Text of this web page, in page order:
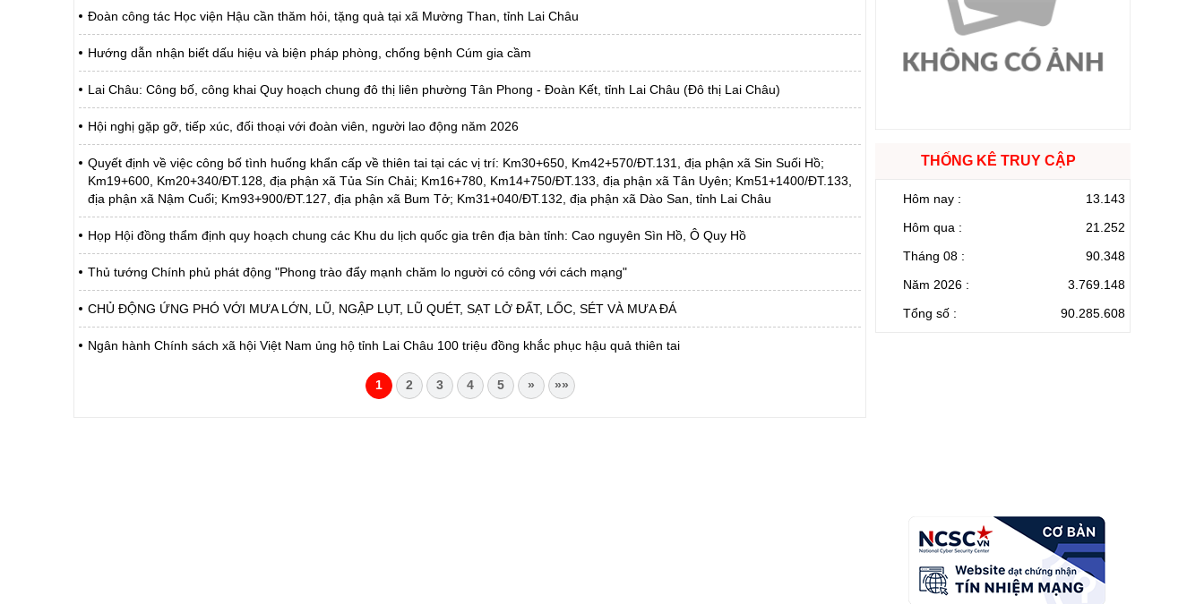
Đoàn công tác Học viện Hậu cần thăm hỏi, tặng quà tại xã Mường Than, tỉnh Lai Châu
Hướng dẫn nhận biết dấu hiệu và biện pháp phòng, chống bệnh Cúm gia cầm
Lai Châu: Công bố, công khai Quy hoạch chung đô thị liên phường Tân Phong - Đoàn Kết, tỉnh Lai Châu (Đô thị Lai Châu)
Hội nghị gặp gỡ, tiếp xúc, đối thoại với đoàn viên, người lao động năm 2026
Quyết định về việc công bố tình huống khẩn cấp về thiên tai tại các vị trí: Km30+650, Km42+570/ĐT.131, địa phận xã Sin Suối Hồ;
Km19+600, Km20+340/ĐT.128, địa phận xã Tủa Sín Chải; Km16+780, Km14+750/ĐT.133, địa phận xã Tân Uyên; Km51+1400/ĐT.133,
địa phận xã Nậm Cuổi; Km93+900/ĐT.127, địa phận xã Bum Tở; Km31+040/ĐT.132, địa phận xã Dào San, tỉnh Lai Châu
Họp Hội đồng thẩm định quy hoạch chung các Khu du lịch quốc gia trên địa bàn tỉnh: Cao nguyên Sìn Hồ, Ô Quy Hồ
Thủ tướng Chính phủ phát động "Phong trào đẩy mạnh chăm lo người có công với cách mạng"
CHỦ ĐỘNG ỨNG PHÓ VỚI MƯA LỚN, LŨ, NGẬP LỤT, LŨ QUÉT, SẠT LỞ ĐẤT, LỐC, SÉT VÀ MƯA ĐÁ
Ngân hành Chính sách xã hội Việt Nam ủng hộ tỉnh Lai Châu 100 triệu đồng khắc phục hậu quả thiên tai
1 2 3 4 5 » »»
THỐNG KÊ TRUY CẬP
Hôm nay :
13.143
Hôm qua :
21.252
Tháng 08 :
90.348
Năm 2026 :
3.769.148
Tổng số :
90.285.608